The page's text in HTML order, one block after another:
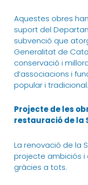
Aquestes obres
suport del
subvenció que
Generalitat de
conservació i
d’associacions i
popular i tradicional.
Projecte de les
restauració de la
La renovació de la
projecte ambiciós i
gràcies a tots.